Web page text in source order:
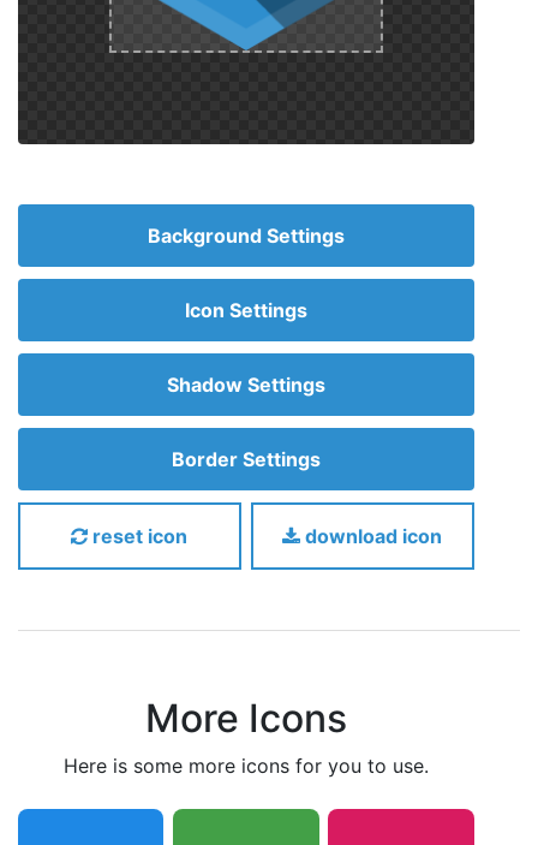
Background Settings
Icon Settings
Shadow Settings
Border Settings
reset icon download icon
More Icons
here is some more icons for you to use.